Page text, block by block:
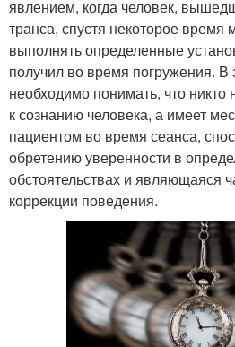
явлением, когда человек,
транса, спустя некоторое время
выполнять определенные
получил во время погружения. В
необходимо понимать, что никто
к сознанию человека, а имеет
пациентом во время сеанса,
обретению уверенности в
обстоятельствах и являющаяся
коррекции поведения.